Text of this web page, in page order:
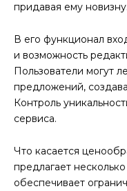
придавая ему новизну.
В его функционал
и возможность
Пользователи могут
предложений,
Контроль
сервиса.
Что касается
предлагает
обеспечивает